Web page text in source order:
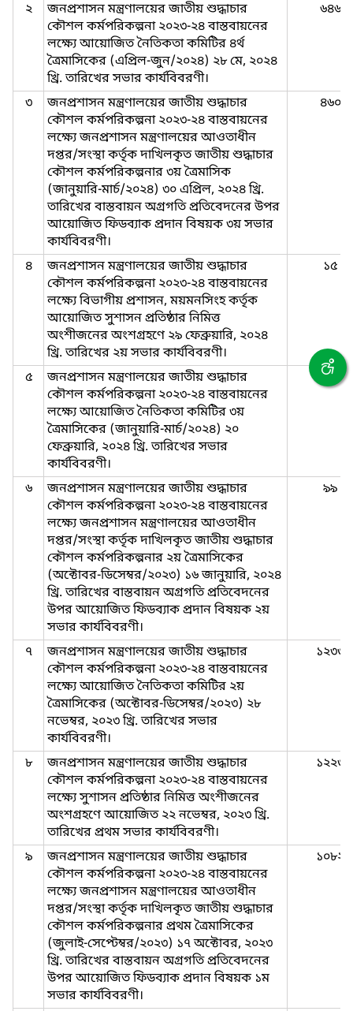
২
জনপ্রশাসন মন্ত্রণালয়ের জাতীয় শুদ্ধাচার
কৌশল কর্মপরিকল্পনা ২০২৩-২৪ বাস্তবায়নের
লক্ষ্যে আয়োজিত নৈতিকতা কমিটির ৪র্থ
ত্রৈমাসিকের (এপ্রিল-জুন/২০২৪) ২৮ মে, ২০২৪
খ্রি. তারিখের সভার কার্যবিবরণী।
৬৪৬
৩
জনপ্রশাসন মন্ত্রণালয়ের জাতীয় শুদ্ধাচার
কৌশল কর্মপরিকল্পনা ২০২৩-২৪ বাস্তবায়নের
লক্ষ্যে জনপ্রশাসন মন্ত্রণালয়ের আওতাধীন
দপ্তর/সংস্থা কর্তৃক দাখিলকৃত জাতীয় শুদ্ধাচার
কৌশল কর্মপরিকল্পনার ৩য় ত্রৈমাসিক
(জানুয়ারি-মার্চ/২০২৪) ৩০ এপ্রিল, ২০২৪ খ্রি.
তারিখের বাস্তবায়ন অগ্রগতি প্রতিবেদনের উপর
আয়োজিত ফিডব্যাক প্রদান বিষয়ক ৩য় সভার
কার্যবিবরণী।
৪৬০
৪
জনপ্রশাসন মন্ত্রণালয়ের জাতীয় শুদ্ধাচার
কৌশল কর্মপরিকল্পনা ২০২৩-২৪ বাস্তবায়নের
লক্ষ্যে বিভাগীয় প্রশাসন, ময়মনসিংহ কর্তৃক
আয়োজিত সুশাসন প্রতিষ্ঠার নিমিত্ত
অংশীজনের অংশগ্রহণে ২৯ ফেব্রুয়ারি, ২০২৪
খ্রি. তারিখের ২য় সভার কার্যবিবরণী।
১৫
৫
জনপ্রশাসন মন্ত্রণালয়ের জাতীয় শুদ্ধাচার
কৌশল কর্মপরিকল্পনা ২০২৩-২৪ বাস্তবায়নের
লক্ষ্যে আয়োজিত নৈতিকতা কমিটির ৩য়
ত্রৈমাসিকের (জানুয়ারি-মার্চ/২০২৪) ২০
ফেব্রুয়ারি, ২০২৪ খ্রি. তারিখের সভার
কার্যবিবরণী।
২৩৯
৬
জনপ্রশাসন মন্ত্রণালয়ের জাতীয় শুদ্ধাচার
কৌশল কর্মপরিকল্পনা ২০২৩-২৪ বাস্তবায়নের
লক্ষ্যে জনপ্রশাসন মন্ত্রণালয়ের আওতাধীন
দপ্তর/সংস্থা কর্তৃক দাখিলকৃত জাতীয় শুদ্ধাচার
কৌশল কর্মপরিকল্পনার ২য় ত্রৈমাসিকের
(অক্টোবর-ডিসেম্বর/২০২৩) ১৬ জানুয়ারি, ২০২৪
খ্রি. তারিখের বাস্তবায়ন অগ্রগতি প্রতিবেদনের
উপর আয়োজিত ফিডব্যাক প্রদান বিষয়ক ২য়
সভার কার্যবিবরণী।
৯৯
৭
জনপ্রশাসন মন্ত্রণালয়ের জাতীয় শুদ্ধাচার
কৌশল কর্মপরিকল্পনা ২০২৩-২৪ বাস্তবায়নের
লক্ষ্যে আয়োজিত নৈতিকতা কমিটির ২য়
ত্রৈমাসিকের (অক্টোবর-ডিসেম্বর/২০২৩) ২৮
নভেম্বর, ২০২৩ খ্রি. তারিখের সভার
কার্যবিবরণী।
১২৩৩
৮
জনপ্রশাসন মন্ত্রণালয়ের জাতীয় শুদ্ধাচার
কৌশল কর্মপরিকল্পনা ২০২৩-২৪ বাস্তবায়নের
লক্ষ্যে সুশাসন প্রতিষ্ঠার নিমিত্ত অংশীজনের
অংশগ্রহণে আয়োজিত ২২ নভেম্বর, ২০২৩ খ্রি.
তারিখের প্রথম সভার কার্যবিবরণী।
১২২৩
৯
জনপ্রশাসন মন্ত্রণালয়ের জাতীয় শুদ্ধাচার
কৌশল কর্মপরিকল্পনা ২০২৩-২৪ বাস্তবায়নের
লক্ষ্যে জনপ্রশাসন মন্ত্রণালয়ের আওতাধীন
দপ্তর/সংস্থা কর্তৃক দাখিলকৃত জাতীয় শুদ্ধাচার
কৌশল কর্মপরিকল্পনার প্রথম ত্রৈমাসিকের
(জুলাই-সেপ্টেম্বর/২০২৩) ১৭ অক্টোবর, ২০২৩
খ্রি. তারিখের বাস্তবায়ন অগ্রগতি প্রতিবেদনের
উপর আয়োজিত ফিডব্যাক প্রদান বিষয়ক ১ম
সভার কার্যবিবরণী।
১০৮২